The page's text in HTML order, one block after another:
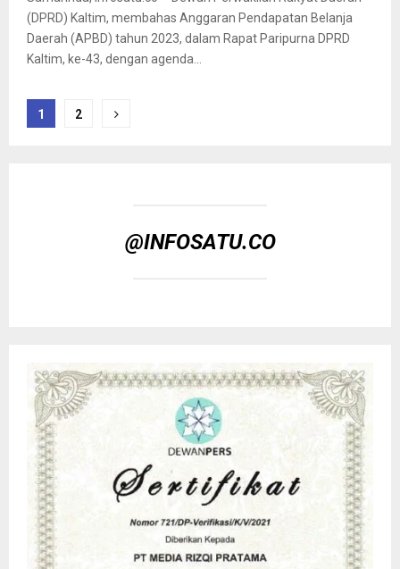
(DPRD) Kaltim, membahas Anggaran Pendapatan Belanja
Daerah (APBD) tahun 2023, dalam Rapat Paripurna DPRD
Kaltim, ke-43, dengan agenda...
Paginasi
1 2
@INFOSATU.CO